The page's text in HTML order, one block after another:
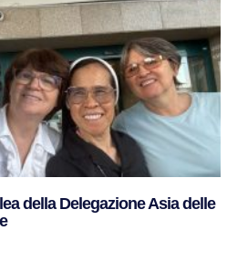
della Delegazione Asia delle